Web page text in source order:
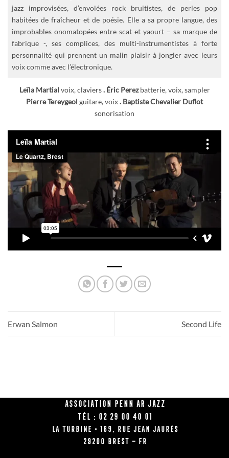
jazz improvisées, d’envolées rock bruitistes, de perles pop
habitées de fraîcheur et de poésie. Elle a sa propre langue, des
improbables onomatopées entre scat et yaourt – sa marque de
fabrique -, ses complices, des multi-instrumentistes à forte
personnalité qui prennent un malin plaisir à jongler avec leurs
voix comme avec l’électronique.
Leïla Martial voix, claviers. Éric Perezbatterie, voix, sampler
Pierre Tereygeol guitare, voix. Baptiste Chevalier Duflot
sonorisation
Erwan Salmon Second Life
Association Penn Ar Jazz
Tél : 02 29 00 40 01
La Turbine • 169, rue Jean Jaurès
29200 BREST – FR